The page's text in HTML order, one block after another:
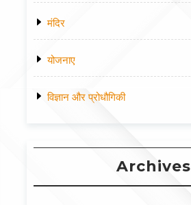
मंदिर
योजनाए
विज्ञान और प्रोधौगिकी
Archives